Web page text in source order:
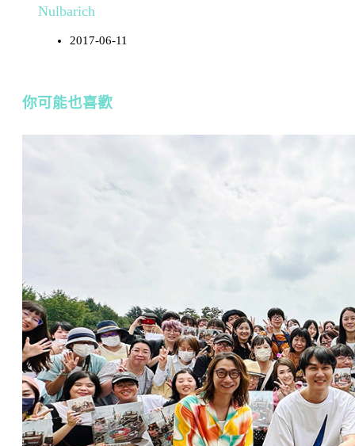
Nulbarich
2017-06-11
你可能也喜歡